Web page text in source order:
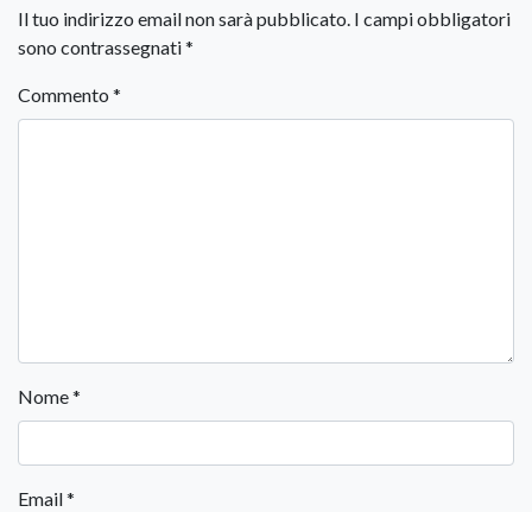
Il tuo indirizzo email non sarà pubblicato. I campi obbligatori
sono contrassegnati*
Commento *
Nome*
Email*